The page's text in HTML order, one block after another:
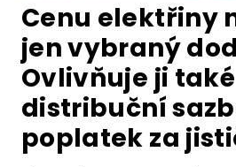
Cenu elektřiny
jen vybraný
Ovlivňuje ji také
distribuční
poplatek za